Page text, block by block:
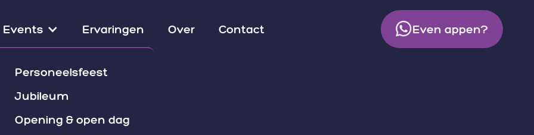
Events
Personeelsfeest
Jubileum
Opening & open dag
Ervaringen Over Contact Even appen?